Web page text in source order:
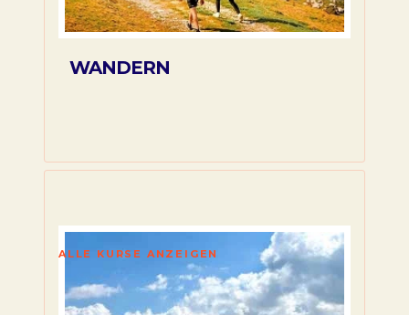
WANDERN
ALLE KURSE ANZEIGEN